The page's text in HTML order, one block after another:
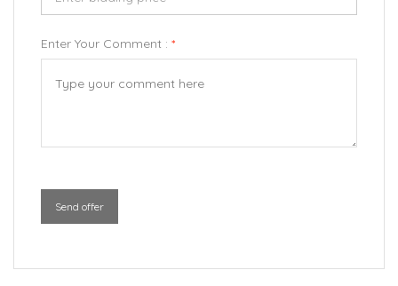
Enter Your Comment : *
Send offer